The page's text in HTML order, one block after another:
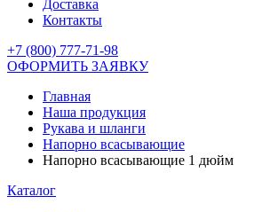
Доставка
Контакты
+7 (800) 777-71-98
ОФОРМИТЬ ЗАЯВКУ
Главная
Наша продукция
Рукава и шланги
Напорно всасывающие
Напорно всасывающие 1 дюйм
Каталог